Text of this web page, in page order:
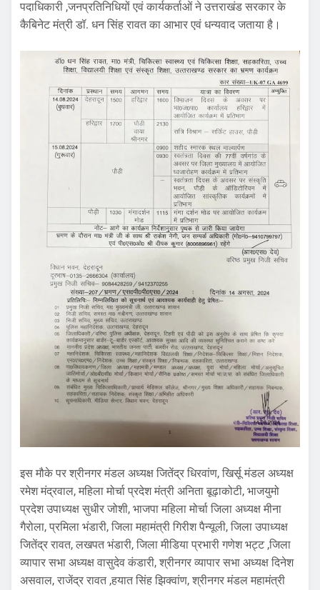
पदाधिकारी ,जनप्रतिनिधियों एवं कार्यकर्ताओं ने उत्तराखंड सरकार के
कैबिनेट मंत्री डॉ. धन सिंह रावत का आभार एवं धन्यवाद जताया है।
इस मौके पर श्रीनगर मंडल अध्यक्ष जितेंद्र धिरवांण, खिर्सू मंडल अध्यक्ष
रमेश मंद्रवाल, महिला मोर्चा प्रदेश मंत्री अनिता बूढ़ाकोटी, भाजयुमो
प्रदेश उपाध्यक्ष सुधीर जोशी, भाजपा महिला मोर्चा जिला अध्यक्ष मीना
गैरोला, प्रमिला भंडारी, जिला महामंत्री गिरीश पैन्यूली, जिला उपाध्यक्ष
जितेंद्र रावत, लखपत भंडारी, जिला मीडिया प्रभारी गणेश भट्ट ,जिला
व्यापार सभा अध्यक्ष वासुदेव कंडारी, श्रीनगर व्यापार सभा अध्यक्ष दिनेश
असवाल, राजेंद्र रावत ,हयात सिंह झिक्वांण, श्रीनगर मंडल महामंत्री